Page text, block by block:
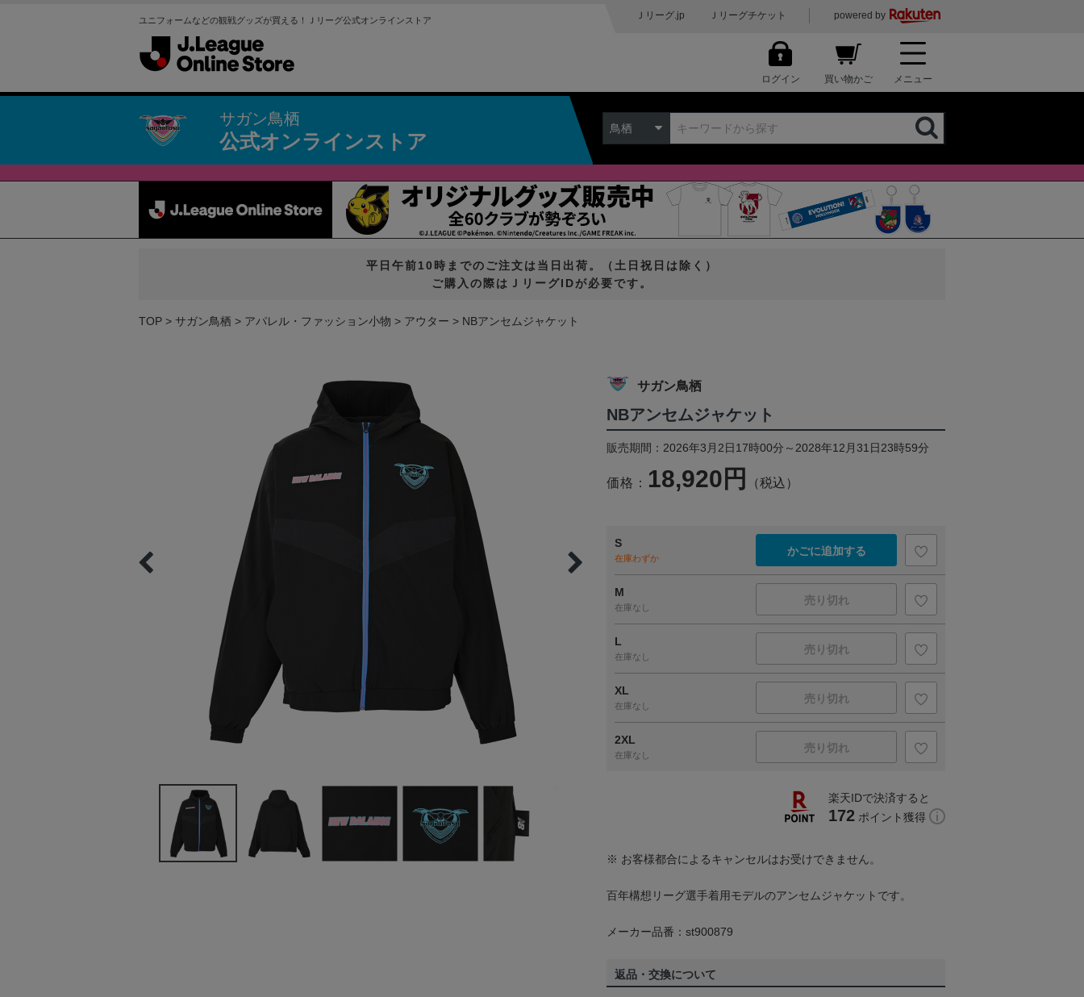
ユニフォームなどの観戦グッズが買える！Ｊリーグ公式オンラインストア Ｊリーグ.jp Ｊリーグチケット powered by
ログイン 買い物かご メニュー
サガン鳥栖
公式オンラインストア
鳥栖
平日午前10時までのご注文は当日出荷。（土日祝日は除く）
ご購入の際はＪリーグIDが必要です。
TOP サガン鳥栖 アパレル・ファッション小物 アウター NBアンセムジャケット
サガン鳥栖
NBアンセムジャケット
販売期間：2026年3月2日17時00分～2028年12月31日23時59分
価格： 18,920円 （税込）
S
在庫わずか
かごに追加する
M
在庫なし
売り切れ
L
在庫なし
売り切れ
XL
在庫なし
売り切れ
2XL
在庫なし
売り切れ
楽天IDで決済すると
172 ポイント獲得
※ お客様都合によるキャンセルはお受けできません。
百年構想リーグ選手着用モデルのアンセムジャケットです。
メーカー品番：st900879
返品・交換について